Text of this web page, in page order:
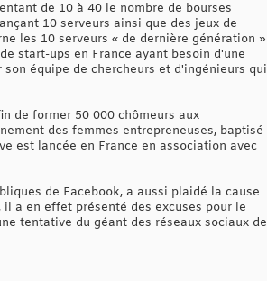
de 10 à 40 le nombre de bourses
10 serveurs ainsi que des jeux de
les 10 serveurs « de dernière génération »
start-ups en France ayant besoin d'une
équipe de chercheurs et d'ingénieurs qui
de former 50 000 chômeurs aux
des femmes entrepreneuses, baptisé
est lancée en France en association avec
de Facebook, a aussi plaidé la cause
a en effet présenté des excuses pour le
tentative du géant des réseaux sociaux de